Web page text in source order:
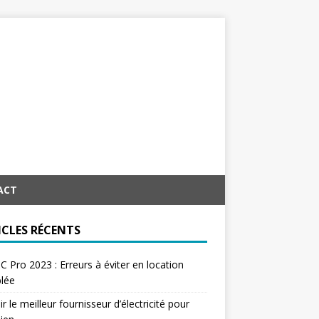
RÉCENTS
Pro 2023 : Erreurs à éviter en location
le meilleur fournisseur d’électricité pour